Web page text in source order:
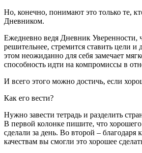
Но, конечно, понимают это только те,
Дневником.
Ежедневно ведя Дневник Уверенности,
решительнее, стремится ставить цели и
этом неожиданно для себя замечает
способность идти на компромиссы в
И всего этого можно достичь, если
Как его вести?
Нужно завести тетрадь и разделить
В первой колонке пишите, что
сделали за день. Во второй –
качествам вы смогли это хорошее